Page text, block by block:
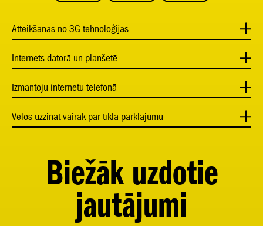
Atteikšanās no 3G tehnoloģijas
Internets datorā un planšetē
Izmantoju internetu telefonā
Vēlos uzzināt vairāk par tīkla pārklājumu
Biežāk uzdotie
jautājumi